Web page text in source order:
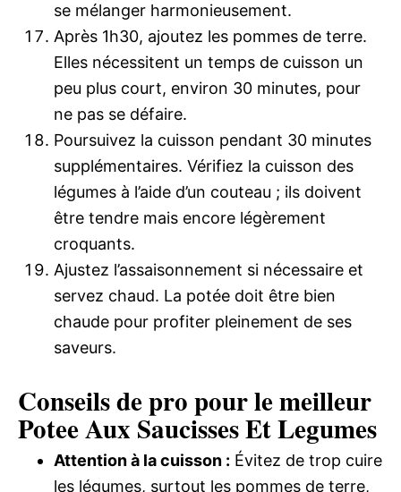
se mélanger harmonieusement.
Après 1h30, ajoutez les pommes de terre.
Elles nécessitent un temps de cuisson un
peu plus court, environ 30 minutes, pour
ne pas se défaire.
Poursuivez la cuisson pendant 30 minutes
supplémentaires. Vérifiez la cuisson des
légumes à l’aide d’un couteau ; ils doivent
être tendre mais encore légèrement
croquants.
Ajustez l’assaisonnement si nécessaire et
servez chaud. La potée doit être bien
chaude pour profiter pleinement de ses
saveurs.
Conseils de pro pour le meilleur
Potee Aux Saucisses Et Legumes
Attention à la cuisson : Évitez de trop cuire
les légumes, surtout les pommes de terre,